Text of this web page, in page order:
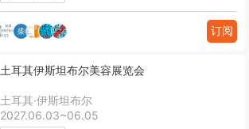
订阅
土耳其伊斯坦布尔美容展览会
土耳其·伊斯坦布尔
2027.06.03~06.05